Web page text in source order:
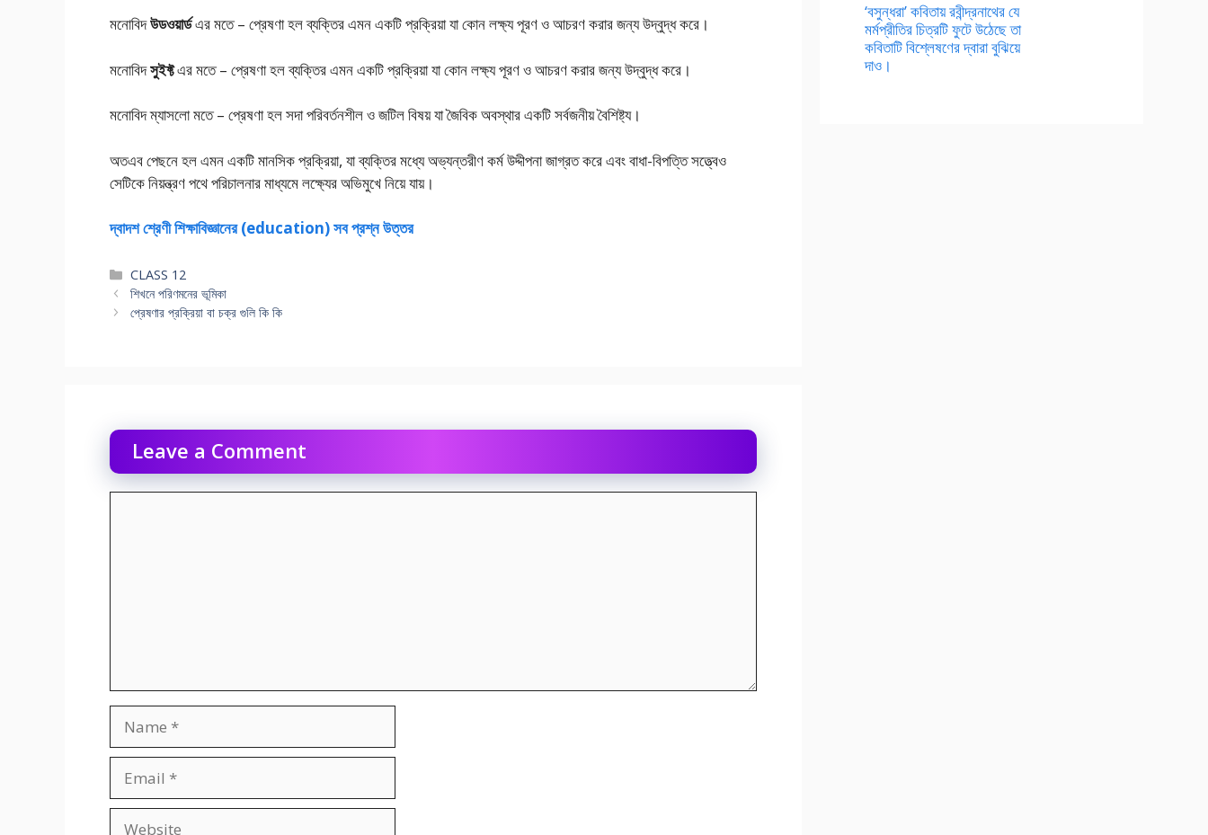
মনোবিদউডওয়ার্ডএর মতে – প্রেষণা হল ব্যক্তির এমন একটি প্রক্রিয়া যা কোন লক্ষ্য পূরণ ও আচরণ করার জন্য উদ্বুদ্ধ করে।
মনোবিদসুইফ্টএর মতে – প্রেষণা হল ব্যক্তির এমন একটি প্রক্রিয়া যা কোন লক্ষ্য পূরণ ও আচরণ করার জন্য উদ্বুদ্ধ করে।
মনোবিদ ম্যাসলো মতে – প্রেষণা হল সদা পরিবর্তনশীল ও জটিল বিষয় যা জৈবিক অবস্থার একটি সর্বজনীয় বৈশিষ্ট্য।
অতএব পেছনে হল এমন একটি মানসিক প্রক্রিয়া, যা ব্যক্তির মধ্যে অভ্যন্তরীণ কর্ম উদ্দীপনা জাগ্রত করে এবং বাধা-বিপত্তি সত্ত্বেও
সেটিকে নিয়ন্ত্রণ পথে পরিচালনার মাধ্যমে লক্ষ্যের অভিমুখে নিয়ে যায়।
দ্বাদশ শ্রেণী শিক্ষাবিজ্ঞানের (education) সব প্রশ্ন উত্তর
Categories
CLASS 12
শিখনে পরিণমনের ভূমিকা
প্রেষণার প্রক্রিয়া বা চক্র গুলি কি কি
Leave a Comment
‘বসুন্ধরা’ কবিতায় রবীন্দ্রনাথের যে
মর্মপ্রীতির চিত্রটি ফুটে উঠেছে তা
কবিতাটি বিশ্লেষণের দ্বারা বুঝিয়ে
দাও।